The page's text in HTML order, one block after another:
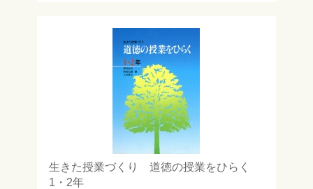
生きた授業づくり 道徳の授業をひらく
1・2年